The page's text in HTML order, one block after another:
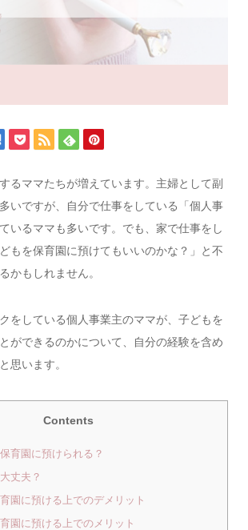
るママたちが増えています。主婦として副
いですが、自分で仕事をしている「個人事
いるママも多いです。でも、家で仕事をし
もを保育園に預けてもいいのかな？」と不
かもしれません。
をしている個人事業主のママが、子どもを
ができるのかについて、自分の経験を含め
思います。
Contents
育園に預けられる？
丈夫？
園に預ける上でのデメリット
園に預ける上でのメリット